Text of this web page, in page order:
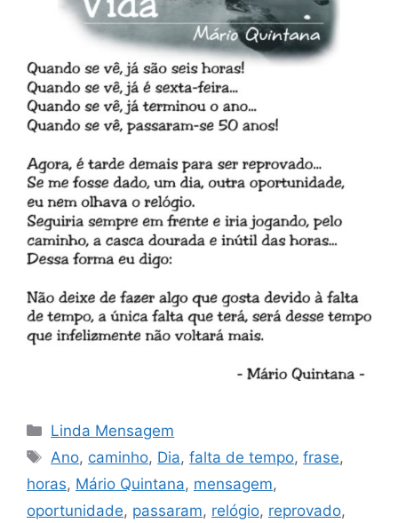
Categorias
Linda Mensagem
Tags
Ano, caminho, Dia,falta de tempo,frase,
horas, Mário Quintana, mensagem,
oportunidade, passaram, relógio, reprovado,